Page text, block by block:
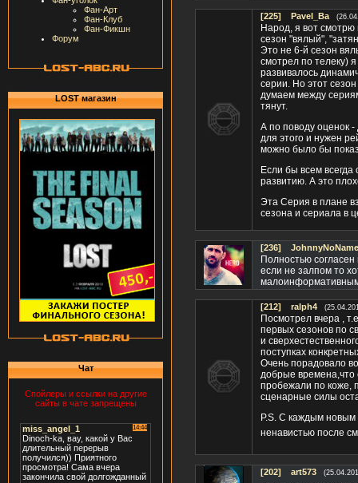
Фан-Арт
Фан-Клуб
Фан-Фикшн
Форум
LOST магазин
Чат
Спойлеры и ссылки на другие
сайты в чате запрещены
[225] Pavel_Ba
Народ, я вот смотрю
сезон "вялый",
Это не 6-й сезон
смотрел по телеку)
развивалось
серии. Но этот
думаем между
тянут.
А по поводу оценок
для этого и нужен
можно было бы
Если бы всем
развитию. А это
Эта Серия в плане
сезона и сериала в
[236]
Полностью
если не залпом то
[212] ralph4
Посмотрел вчера ,
первых сезонов по
и
поступках
Очень порадовало
добрые времена,что
пробежали по коже,
сценарные силы
P.S. C каждым
ненавистью после
[202] art573